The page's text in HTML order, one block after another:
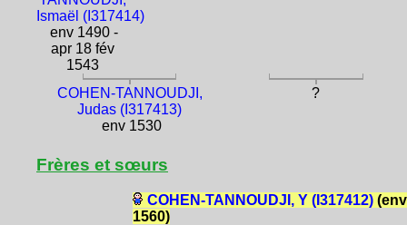
Ismaël (I317414)
env 1490 -
apr 18 fév
1543
COHEN-TANNOUDJI,
Judas (I317413)
env 1530
?
Frères et sœurs
COHEN-TANNOUDJI, Y (I317412)(env
1560)